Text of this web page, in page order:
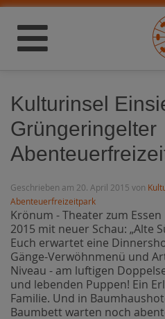
Kulturinsel
Grüngeringelter
Geschrieben am 20. April 2015 von
Abenteuerfreizeitpark
Krönum - Theater zum Essen
2015 mit neuer Schau: „Alte
Euch erwartet eine
Gänge-Verwöhnmenü und
Niveau - am luftigen
und lebenden Puppen! Ein
Familie. Und in
Baumbett warten noch